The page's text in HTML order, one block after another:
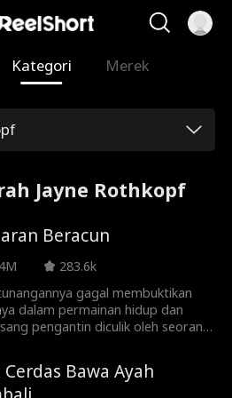
Kategori Merek
Jayne Rothkopf
Beracun
283.6k
gagal membuktikan
dalam permainan hidup dan
pengantin diculik oleh seorang
hatinya mulai goyah di balik
melarikan diri. Tetap setia pada
atau menyerah pada daya tarik
Cerdas Bawa Ayah